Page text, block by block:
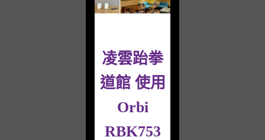
凌雲跆拳
道館 使用
Orbi
RBK753